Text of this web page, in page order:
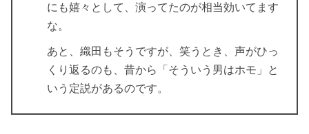
にも嬉々として、演ってたのが相当効いてます
な。
あと、織田もそうですが、 笑うとき、声がひっ
くり返るのも、昔から「そういう男はホモ」と
いう定説があるのです。